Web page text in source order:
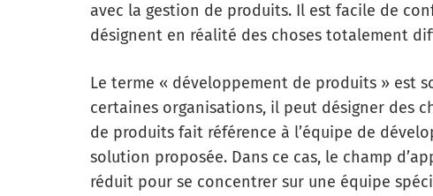
avec la gestion de produits. Il est facile de
désignent en réalité des choses totalement
Le terme « développement de produits » est
certaines organisations, il peut désigner des
de produits fait référence à l’équipe de
solution proposée. Dans ce cas, le champ
réduit pour se concentrer sur une équipe